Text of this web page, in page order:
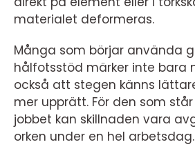
materialet deformeras.
Många som börjar använda
hålfotsstöd märker inte bara
också att stegen känns
mer upprätt. För den som
jobbet kan skillnaden vara
orken under en hel arbetsdag.